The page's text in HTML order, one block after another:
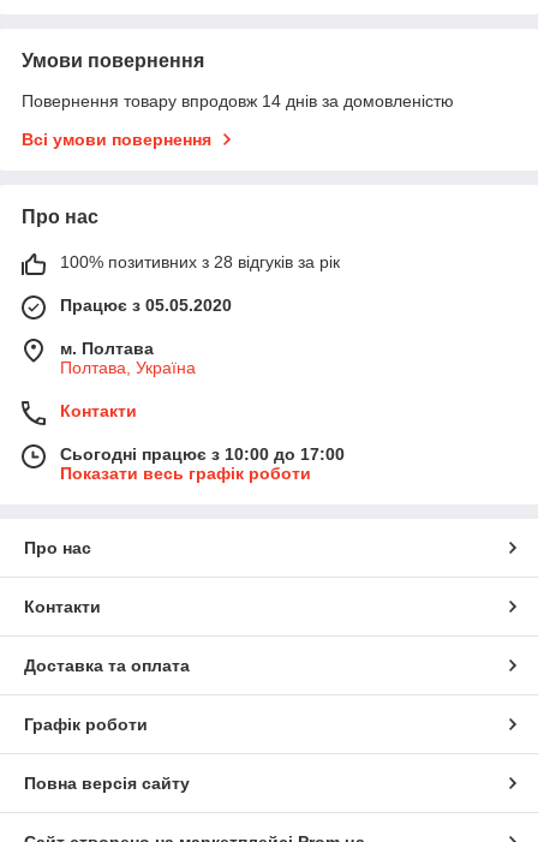
Умови повернення
Повернення товару впродовж 14 днів за домовленістю
Всі умови повернення
Про нас
100% позитивних з 28 відгуків за рік
Працює з 05.05.2020
м. Полтава
Полтава, Україна
Контакти
Сьогодні працює з 10:00 до 17:00
Показати весь графік роботи
Про нас
Контакти
Доставка та оплата
Графік роботи
Повна версія сайту